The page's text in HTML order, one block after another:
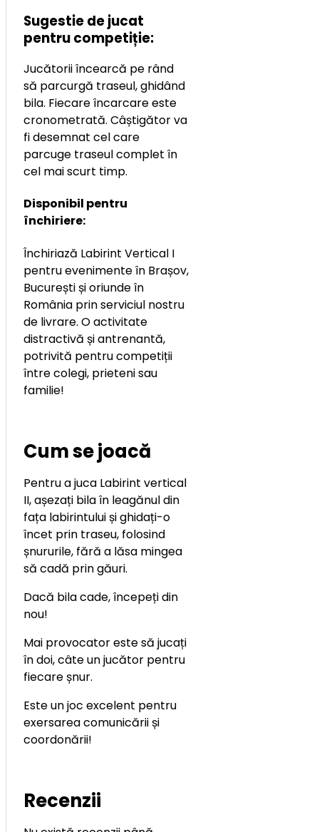
Sugestie de jucat
pentru competiție:
Jucătorii încearcă pe rând
să parcurgă traseul, ghidând
bila. Fiecare încarcare este
cronometrată. Câștigător va
fi desemnat cel care
parcuge traseul complet în
cel mai scurt timp.
Disponibil pentru
închiriere:
Închiriază Labirint Vertical I
pentru evenimente în Brașov,
București și oriunde în
România prin serviciul nostru
de livrare. O activitate
distractivă și antrenantă,
potrivită pentru competiții
între colegi, prieteni sau
familie!
Cum se joacă
Pentru a juca Labirint vertical
II, așezați bila în leagănul din
fața labirintului și ghidați-o
încet prin traseu, folosind
șnururile, fără a lăsa mingea
să cadă prin găuri.
Dacă bila cade, începeți din
nou!
Mai provocator este să jucați
în doi, câte un jucător pentru
fiecare șnur.
Este un joc excelent pentru
exersarea comunicării și
coordonării!
Recenzii